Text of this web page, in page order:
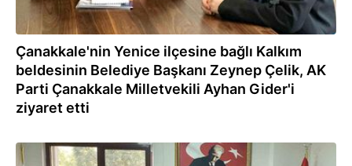
Çanakkale'nin Yenice ilçesine bağlı Kalkım
beldesinin Belediye Başkanı Zeynep Çelik, AK
Parti Çanakkale Milletvekili Ayhan Gider'i
ziyaret etti
05.04.2024